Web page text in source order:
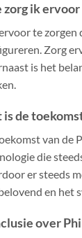
zorg ik
te zorgen
Zorg
is het
is de
van de
die
er steeds
en het
over